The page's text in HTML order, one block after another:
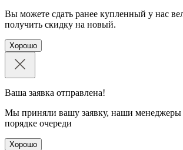
Вы можете сдать ранее купленный у нас
получить скидку на новый.
Хорошо
Ваша заявка отправлена!
Мы приняли вашу заявку, наши менеджеры
порядке очереди
Хорошо